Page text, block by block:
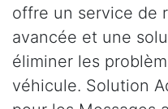
offre un service de
avancée et une
éliminer les
véhicule. Solution